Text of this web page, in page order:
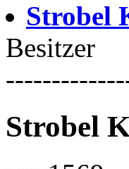
Strobel
Besitzer
Strobel